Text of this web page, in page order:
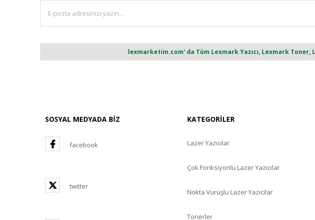
lexmarketim.com' da Tüm Lexmark Yazıcı, Lexmark
SOSYAL MEDYADA BİZ
facebook
twitter
KATEGORİLER
Lazer Yazıcılar
Çok Fonksiyonlu Lazer Yazıcılar
Nokta Vuruşlu Lazer Yazıcılar
Tonerler